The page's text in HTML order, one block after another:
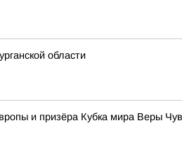
области
и призёра Кубка мира Веры